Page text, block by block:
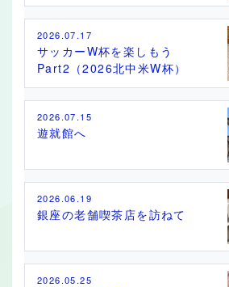
2026.07.17
サッカーW杯を楽しもう
Part2（2026北中米W杯）
2026.07.15
遊就館へ
2026.06.19
銀座の老舗喫茶店を訪ねて
2026.05.25